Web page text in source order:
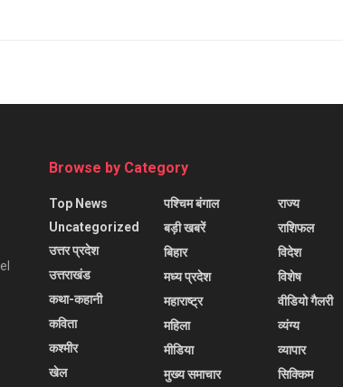
Browse by Category
Top News
Uncategorized
उत्तर प्रदेश
उत्तराखंड
कथा-कहानी
कविता
कश्मीर
खेल
पश्चिम बंगाल
बड़ी खबरें
बिहार
मध्य प्रदेश
महाराष्ट्र
महिला
मीडिया
मुख्य समाचार
राज्य
राशिफल
विदेश
विशेष
वीडियो गैलरी
व्यंग्य
व्यापार
सिक्किम